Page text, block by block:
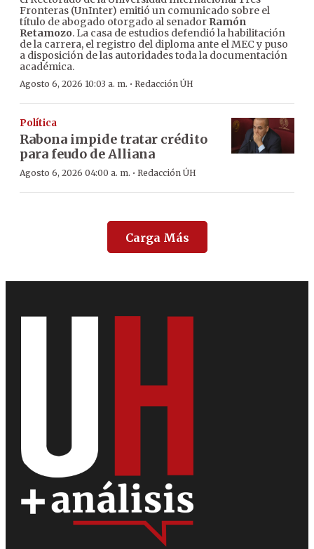
Fronteras (UnInter) emitió un comunicado sobre el
título de abogado otorgado al senador Ramón
Retamozo. La casa de estudios defendió la habilitación
de la carrera, el registro del diploma ante el MEC y puso
a disposición de las autoridades toda la documentación
académica.
Agosto 6, 2026 10:03 a. m. · Redacción ÚH
Política
Rabona impide tratar crédito
para feudo de Alliana
Agosto 6, 2026 04:00 a. m. · Redacción ÚH
Carga Más